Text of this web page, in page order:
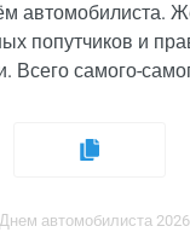
автомобилиста.
попутчиков и
Всего самого-
автомобилиста